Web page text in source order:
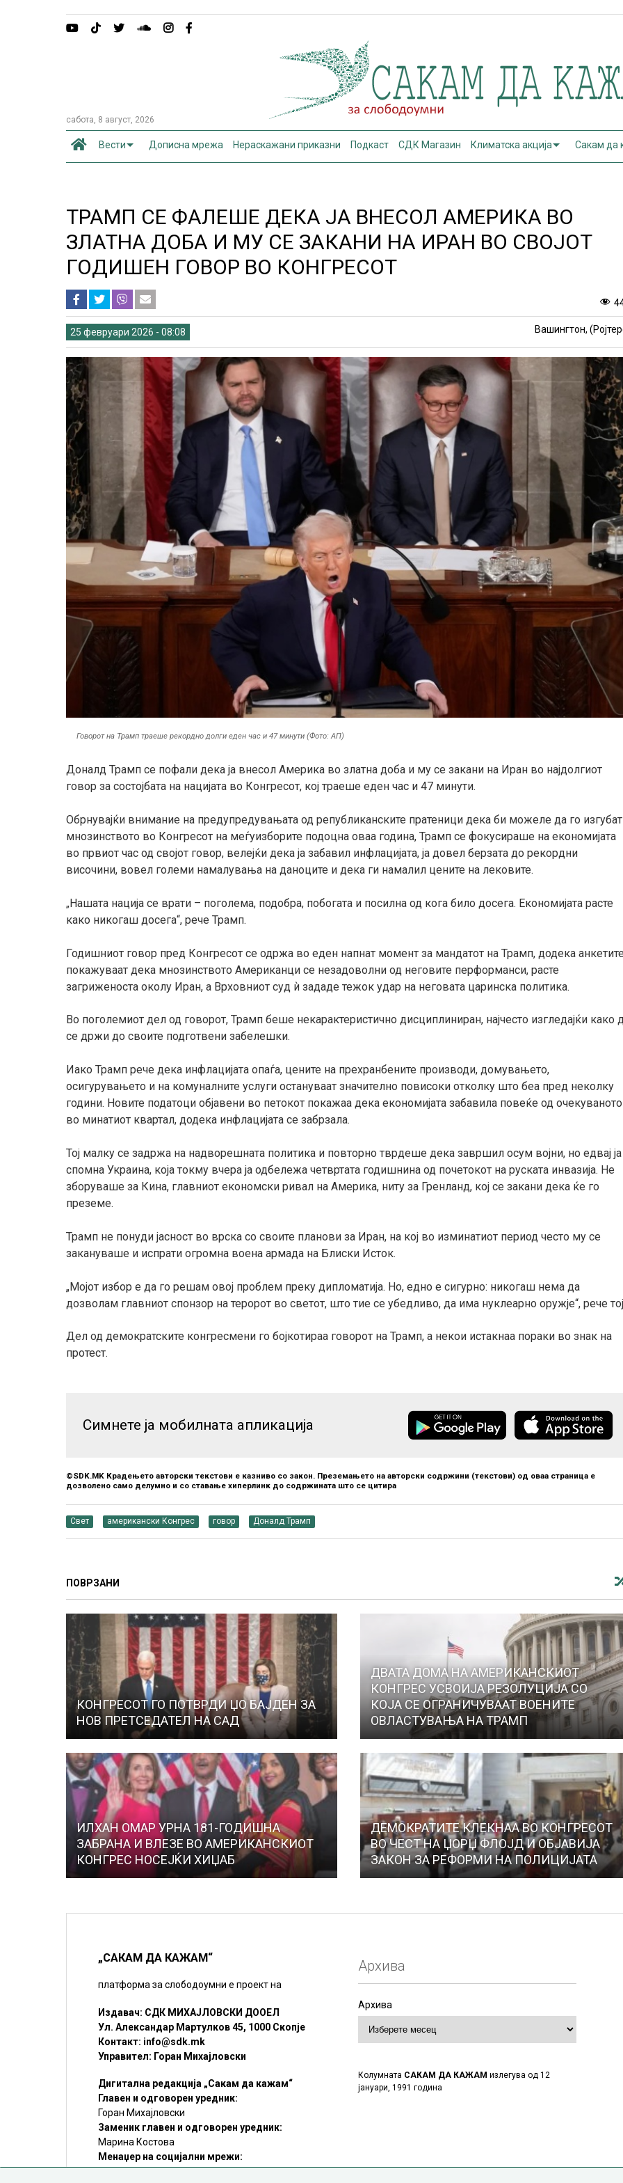
сабота, 8 август, 2026
Вести Дописна мрежа Нераскажани приказни Подкаст СДК Магазин Климатска акција Сакам да
ТРАМП СЕ ФАЛЕШЕ ДЕКА ЈА ВНЕСОЛ АМЕРИКА ВО
ЗЛАТНА ДОБА И МУ СЕ ЗАКАНИ НА ИРАН ВО СВОЈОТ
ГОДИШЕН ГОВОР ВО КОНГРЕСОТ
25 февруари 2026 - 08:08 Вашингтон,
Говорот на Трамп траеше рекордно долги еден час и 47 минути (Фото: АП)
Доналд Трамп се пофали дека ја внесол Америка во златна доба и му се закани на Иран во најдолгиот
говор за состојбата на нацијата во Конгресот, кој траеше еден час и 47 минути.
Обрнувајќи внимание на предупредувањата од републиканските пратеници дека би можеле да го изгубат
мнозинството во Конгресот на меѓуизборите подоцна оваа година, Трамп се фокусираше на економијата
во првиот час од својот говор, велејќи дека ја забавил инфлацијата, ја довел берзата до рекордни
височини, вовел големи намалувања на даноците и дека ги намалил цените на лековите.
„Нашата нација се врати – поголема, подобра, побогата и посилна од кога било досега. Економијата расте
како никогаш досега“, рече Трамп.
Годишниот говор пред Конгресот се одржа во еден напнат момент за мандатот на Трамп, додека
покажуваат дека мнозинството Американци се незадоволни од неговите перформанси, расте
загриженоста околу Иран, а Врховниот суд ѝ зададе тежок удар на неговата царинска политика.
Во поголемиот дел од говорот, Трамп беше некарактеристично дисциплиниран, најчесто изгледајќи како
се држи до своите подготвени забелешки.
Иако Трамп рече дека инфлацијата опаѓа, цените на прехранбените производи, домувањето,
осигурувањето и на комуналните услуги остануваат значително повисоки отколку што беа пред неколку
години. Новите податоци објавени во петокот покажаа дека економијата забавила повеќе од очекуваното
во минатиот квартал, додека инфлацијата се забрзала.
Тој малку се задржа на надворешната политика и повторно тврдеше дека завршил осум војни, но едвај ја
спомна Украина, која токму вчера ја одбележа четвртата годишнина од почетокот на руската инвазија. Не
зборуваше за Кина, главниот економски ривал на Америка, ниту за Гренланд, кој се закани дека ќе го
преземе.
Трамп не понуди јасност во врска со своите планови за Иран, на кој во изминатиот период често му се
закануваше и испрати огромна воена армада на Блиски Исток.
„Мојот избор е да го решам овој проблем преку дипломатија. Но, едно е сигурно: никогаш нема да
дозволам главниот спонзор на теророт во светот, што тие се убедливо, да има нуклеарно оружје“, рече
Дел од демократските конгресмени го бојкотираа говорот на Трамп, а некои истакнаа пораки во знак на
протест.
Симнете ја мобилната апликација
©SDK.MK Крадењето авторски текстови е казниво со закон. Преземањето на авторски содржини (текстови) од оваа страница е
дозволено само делумно и со ставање хиперлинк до содржината што се цитира
Свет американски Конгрес говор Доналд Трамп
ПОВРЗАНИ
КОНГРЕСОТ ГО ПОТВРДИ ЏО БАЈДЕН ЗА
НОВ ПРЕТСЕДАТЕЛ НА САД
ДВАТА ДОМА НА АМЕРИКАНСКИОТ
КОНГРЕС УСВОИЈА РЕЗОЛУЦИЈА СО
КОЈА СЕ ОГРАНИЧУВААТ ВОЕНИТЕ
ОВЛАСТУВАЊА НА ТРАМП
ИЛХАН ОМАР УРНА 181-ГОДИШНА
ЗАБРАНА И ВЛЕЗЕ ВО АМЕРИКАНСКИОТ
КОНГРЕС НОСЕЈЌИ ХИЏАБ
ДЕМОКРАТИТЕ КЛЕКНАА ВО КОНГРЕСОТ
ВО ЧЕСТ НА ЏОРЏ ФЛОЈД И ОБЈАВИЈА
ЗАКОН ЗА РЕФОРМИ НА ПОЛИЦИЈАТА
„САКАМ ДА КАЖАМ“
платформа за слободоумни е проект на
Издавач: СДК МИХАЈЛОВСКИ ДООЕЛ
Ул. Александар Мартулков 45, 1000 Скопје
Контакт: info@sdk.mk
Управител: Горан Михајловски
Дигитална редакција „Сакам да кажам“
Главен и одговорен уредник:
Горан Михајловски
Заменик главен и одговорен уредник:
Марина Костова
Менаџер на социјални мрежи:
Мирослав Илиоски
Архива
Архива
Колумната САКАМ ДА КАЖАМ излегува од 12
јануари, 1991 година